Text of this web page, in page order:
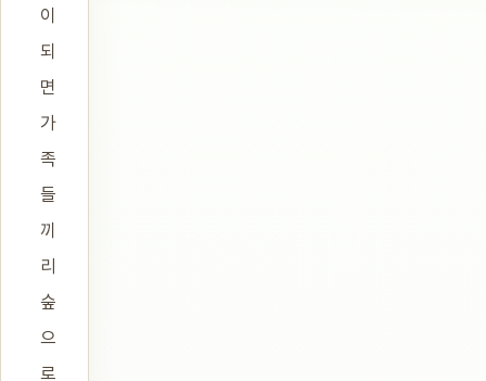
이
되
면
가
족
들
끼
리
숲
으
로